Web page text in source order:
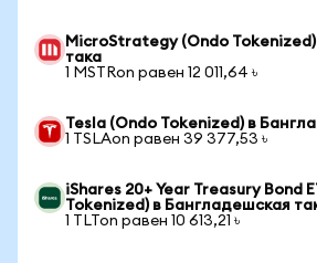
MicroStrategy (Ondo
така
1 MSTRon равен 12 011,64 ৳
Tesla (Ondo Tokenized) в
1 TSLAon равен 39 377,53 ৳
iShares 20+ Year Treasury Bond
Tokenized) в Бангладешская
1 TLTon равен 10 613,21 ৳